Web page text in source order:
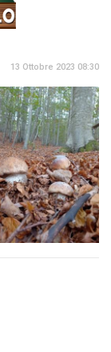
13 Ottobre 2023 08:30